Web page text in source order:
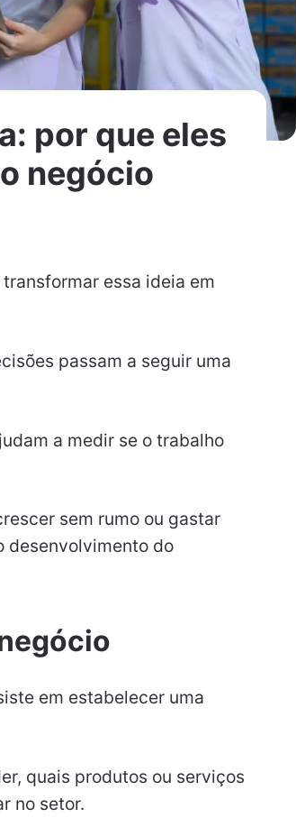
por que eles
negócio
essa ideia em
passam a seguir uma
a medir se o trabalho
sem rumo ou gastar
desenvolvimento do
em estabelecer uma
quais produtos ou serviços
no setor.